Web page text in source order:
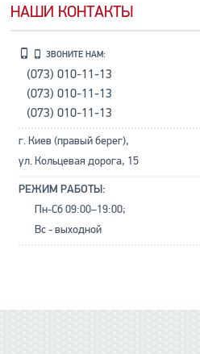
НАШИ КОНТАКТЫ
ЗВОНИТЕ НАМ:
(073) 010-11-13
(073) 010-11-13
(073) 010-11-13
г. Киев (правый берег),
ул. Кольцевая дорога, 15
РЕЖИМ РАБОТЫ:
Пн-Сб 09:00–19:00;
Вс - выходной